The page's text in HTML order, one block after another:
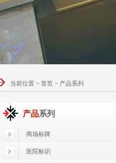
当前位置 > 首页 > 产品系列
产品系列
商场标牌
医院标识